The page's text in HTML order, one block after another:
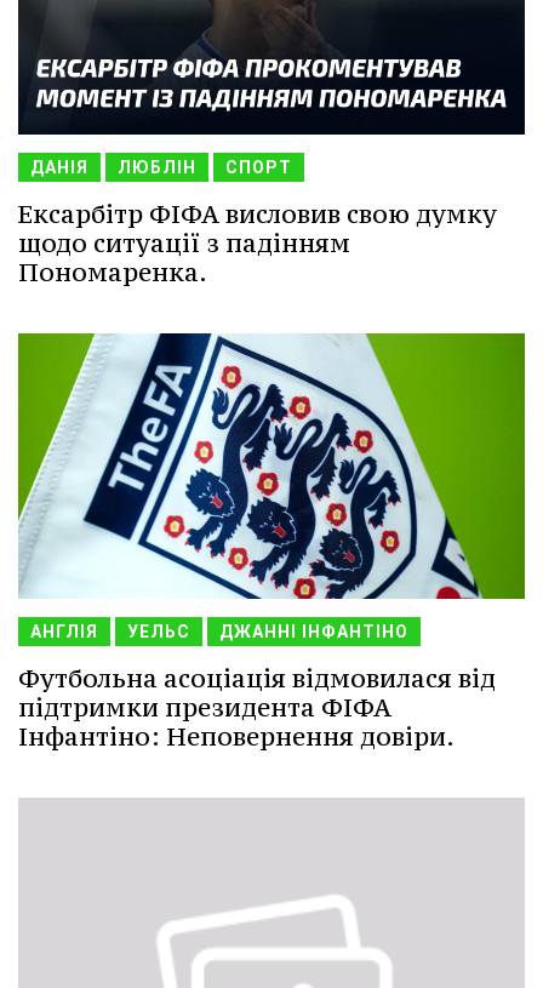
ДАНІЯ ЛЮБЛІН СПОРТ
Ексарбітр ФІФА висловив свою думку
щодо ситуації з падінням
Пономаренка.
АНГЛІЯ УЕЛЬС ДЖАННІ ІНФАНТІНО
Футбольна асоціація відмовилася від
підтримки президента ФІФА
Інфантіно: Неповернення довіри.